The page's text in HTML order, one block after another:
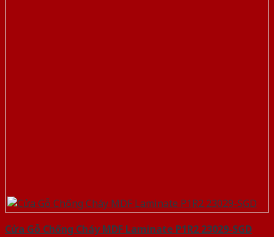
Cửa Gỗ Chống Cháy MDF Laminate P1R2 23029-SGD